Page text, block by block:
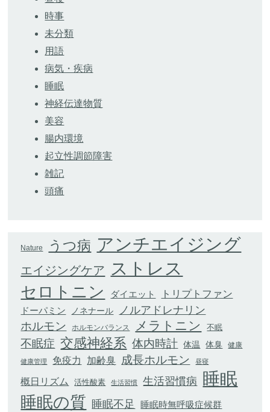
時事
未分類
用語
病気・疾病
睡眠
神経伝達物質
美容
腸内環境
起立性調節障害
雑記
頭痛
Nature うつ病 アンチエイジング
エイジングケア ストレス
セロトニン ダイエット トリプトファン
ドーパミン ノネナール ノルアドレナリン
ホルモン ホルモンバランス メラトニン 不眠
不眠症 交感神経系 体内時計 体温 体臭 健康
健康管理 免疫力 加齢臭 成長ホルモン 昼寝
概日リズム 活性酸素 生活習慣 生活習慣病 睡眠
睡眠の質 睡眠不足 睡眠時無呼吸症候群